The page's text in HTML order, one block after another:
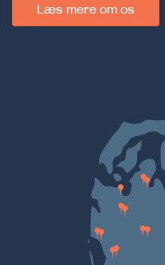
Læs mere om os